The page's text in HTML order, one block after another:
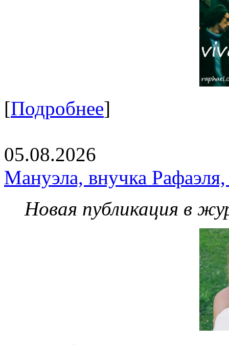
[Подробнее]
05.08.2026
Мануэла, внучка
Новая публикация в